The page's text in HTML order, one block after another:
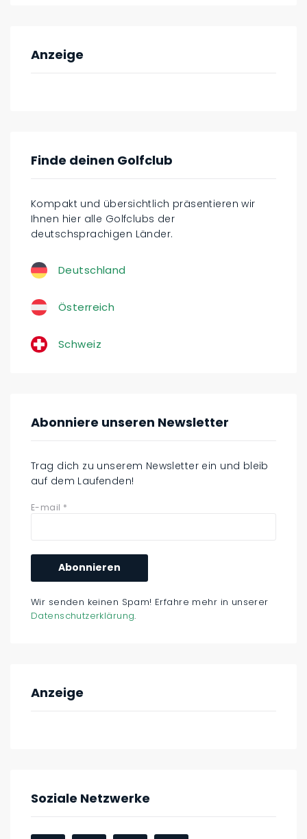
Anzeige
Finde deinen Golfclub
Kompakt und übersichtlich präsentieren wir
Ihnen hier alle Golfclubs der
deutschsprachigen Länder.
Deutschland
Österreich
Schweiz
Abonniere unseren Newsletter
Trag dich zu unserem Newsletter ein und bleib
auf dem Laufenden!
E-mail *
Wir senden keinen Spam! Erfahre mehr in unserer
Datenschutzerklärung.
Anzeige
Soziale Netzwerke